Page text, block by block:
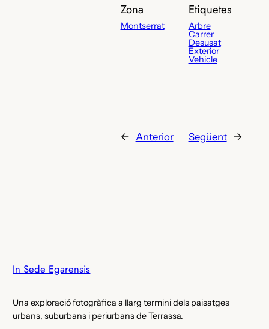
Zona
Montserrat
Etiquetes
Arbre
Carrer
Desusat
Exterior
Vehicle
← Anterior Següent →
In Sede Egarensis
Una exploració fotogràfica a llarg termini dels paisatges
urbans, suburbans i periurbans de Terrassa.